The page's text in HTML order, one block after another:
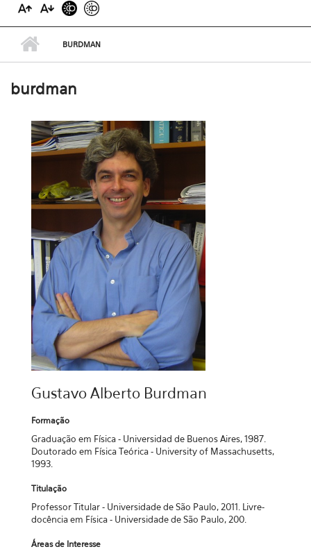
BURDMAN
burdman
Gustavo Alberto Burdman
Formação
Graduação em Física - Universidad de Buenos Aires, 1987.
Doutorado em Física Teórica - University of Massachusetts,
1993.
Titulação
Professor Titular - Universidade de São Paulo, 2011. Livre-
docência em Física - Universidade de São Paulo, 200.
Áreas de Interesse